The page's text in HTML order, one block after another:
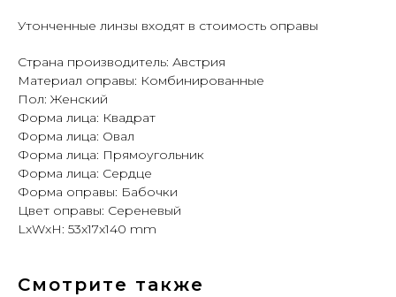
Утонченные линзы входят в стоимость оправы
Страна производитель: Австрия
Материал оправы: Комбинированные
Пол: Женский
Форма лица: Квадрат
Форма лица: Овал
Форма лица: Прямоугольник
Форма лица: Сердце
Форма оправы: Бабочки
Цвет оправы: Сереневый
LxWxH: 53x17x140 mm
Смотрите также